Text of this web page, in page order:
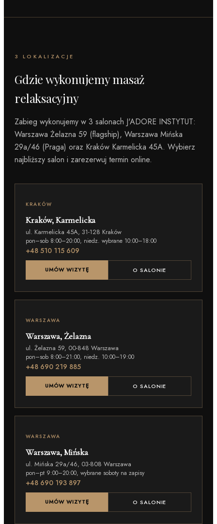
3 LOKALIZACJE
Gdzie wykonujemymasaż
relaksacyjny
Zabieg wykonujemy w 3 salonach J'ADORE INSTYTUT:
Warszawa Żelazna 59 (flagship), Warszawa Mińska
29a/46 (Praga) oraz Kraków Karmelicka 45A. Wybierz
najbliższy salon i zarezerwuj termin online.
KRAKÓW
Kraków, Karmelicka
ul. Karmelicka 45A, 31-128 Kraków
pon–sob 8:00–20:00, niedz. wybrane 10:00–18:00
+48 510 115 609
UMÓW WIZYTĘ O SALONIE
WARSZAWA
Warszawa, Żelazna
ul. Żelazna 59, 00-848 Warszawa
pon–sob 8:00–21:00, niedz. 10:00–19:00
+48 690 219 885
UMÓW WIZYTĘ O SALONIE
WARSZAWA
Warszawa, Mińska
ul. Mińska 29a/46, 03-808 Warszawa
pon–pt 9:00–20:00, wybrane soboty na zapisy
+48 690 193 897
UMÓW WIZYTĘ O SALONIE